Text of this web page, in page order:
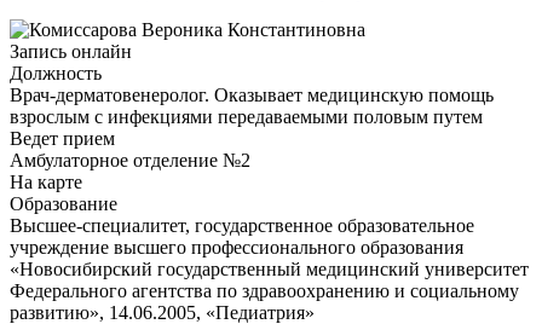
Запись онлайн
Должность
Врач-дерматовенеролог. Оказывает медицинскую помощь
взрослым с инфекциями передаваемыми половым путем
Ведет прием
Амбулаторное отделение №2
На карте
Образование
Высшее-специалитет, государственное образовательное
учреждение высшего профессионального образования
«Новосибирский государственный медицинский университет
Федерального агентства по здравоохранению и социальному
развитию», 14.06.2005, «Педиатрия»